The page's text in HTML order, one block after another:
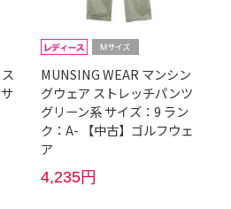
MUNSING WEAR マンシン
グウェア ストレッチパンツ
グリーン系 サイズ：9 ラン
ク：A- 【中古】ゴルフウェ
ア
4,235円